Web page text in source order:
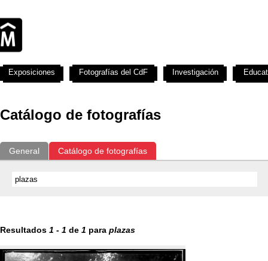
Catálogo de fotografías
General Catálogo de fotografías
Resultados 1 - 1 de 1 para plazas
Exposiciones Fotografías del CdF Investigación